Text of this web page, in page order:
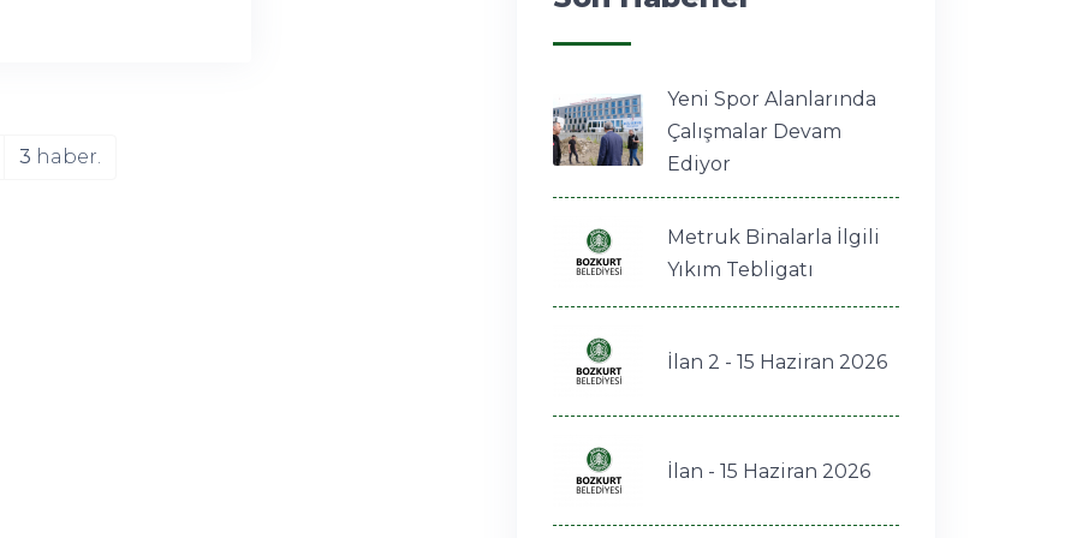
3 haber.
Yeni Spor Alanlarında
Çalışmalar Devam
Ediyor
Metruk Binalarla İlgili
Yıkım Tebligatı
İlan 2 - 15 Haziran 2026
İlan - 15 Haziran 2026